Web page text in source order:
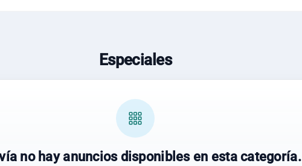
Especiales
no hay anuncios disponibles en esta categoría.